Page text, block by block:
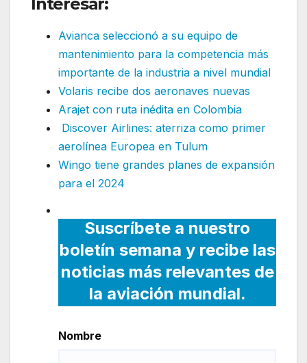
Avianca seleccionó a su equipo de
mantenimiento para la competencia más
importante de la industria a nivel mundial
Volaris recibe dos aeronaves nuevas
Arajet con ruta inédita en Colombia
Discover Airlines: aterriza como primer
aerolínea Europea en Tulum
Wingo tiene grandes planes de expansión
para el 2024
Suscríbete a nuestro
boletín semana y recibe las
noticias más relevantes de
la aviación mundial.
Nombre